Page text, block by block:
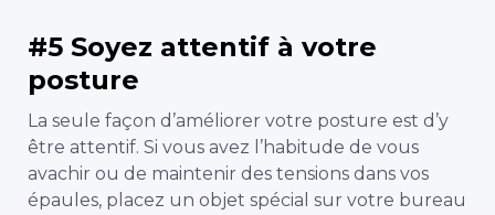
#5 Soyez attentif à votre
posture
La seule façon d’améliorer votre posture est d’y
être attentif. Si vous avez l’habitude de vous
avachir ou de maintenir des tensions dans vos
épaules, placez un objet spécial sur votre bureau